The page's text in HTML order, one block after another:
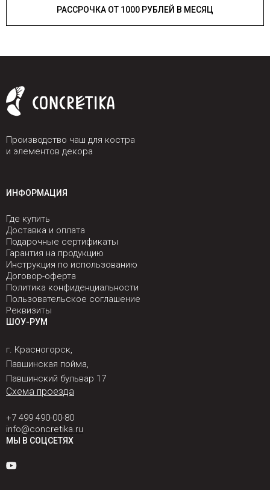
РАССРОЧКА ОТ 1000 РУБЛЕЙ В МЕСЯЦ
Производство чаш для костра
и элементов декора
ИНФОРМАЦИЯ
Где купить
Доставка и оплата
Подарочные сертификаты
Гарантия на продукцию
Инструкция по использованию
Договор-оферта
Политика конфиденциальности
Пользовательское соглашение
Реквизиты
ШОУ-РУМ
г. Красногорск,
Павшинская пойма,
Павшинский бульвар 17
Схема проезда
+7 499 490-00-80
info@concretika.ru
МЫ В СОЦСЕТЯХ